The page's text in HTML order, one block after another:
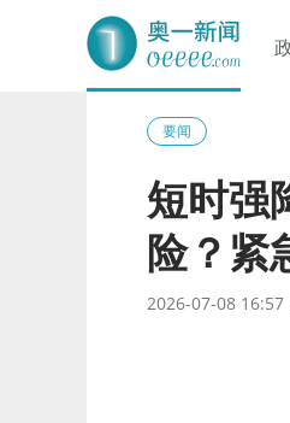
奥一网
要闻
短时强
险？紧
2026-07-08 16:57